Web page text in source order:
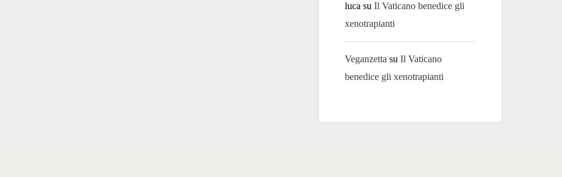
luca suIl Vaticano benedice gli
xenotrapianti
Veganzetta suIl Vaticano
benedice gli xenotrapianti